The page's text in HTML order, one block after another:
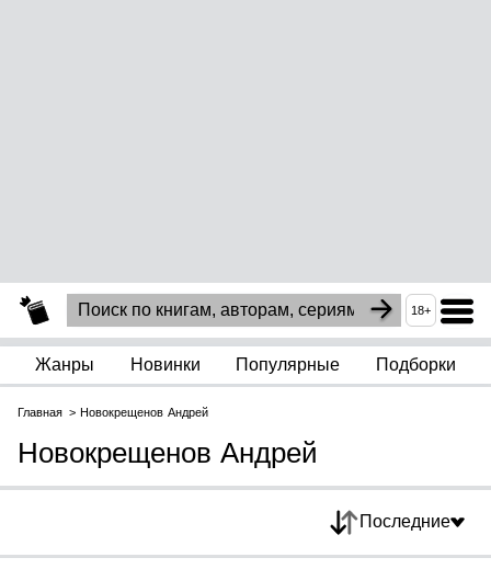
18+
Жанры Новинки Популярные Подборки
Главная Новокрещенов Андрей
Новокрещенов Андрей
Последние